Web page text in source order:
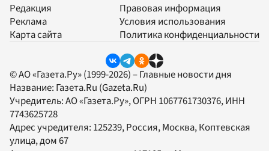
Редакция
Реклама
Карта сайта
Правовая информация
Условия использования
Политика конфиденциальности
© АО «Газета.Ру» (1999-2026) – Главные новости дня
Название: Газета.Ru (Gazeta.Ru)
Учредитель:АО «Газета.Ру», ОГРН 1067761730376, ИНН
7743625728
Адрес учредителя: 125239, Россия, Москва, Коптевская
улица, дом 67